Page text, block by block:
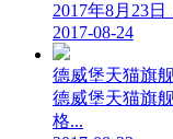
2017年8月23
2017-08-24
德威堡天猫旗
德威堡天猫旗
格...